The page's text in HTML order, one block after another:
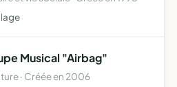
Musical "Airbag"
· Créée en 2006